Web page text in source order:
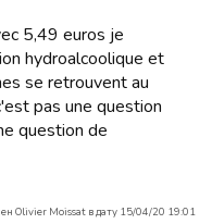
5,49 euros je
hydroalcoolique et
se retrouvent au
pas une question
question de
Olivier Moissat в дату 15/04/20 19:01